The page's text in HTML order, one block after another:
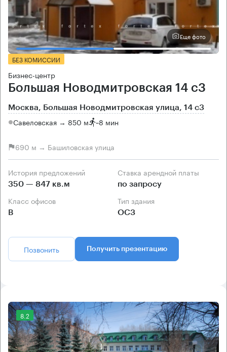
Еще фото
БЕЗ КОМИССИИ
Бизнес-центр
Большая Новодмитровская 14 с3
Москва, Большая Новодмитровская улица, 14 с3
Савеловская → 850 м ~8 мин
690 м → Башиловская улица
История предложений
350 — 847 кв.м
Ставка арендной платы
по запросу
Класс офисов
B
Тип здания
ОСЗ
Позвонить Получить презентацию
8.2